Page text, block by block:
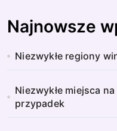
Najnowsze
Niezwykłe regiony
Niezwykłe miejsca
przypadek